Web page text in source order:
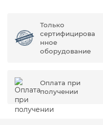
Только
сертифицирова
нное
оборудование
Оплата при
получении